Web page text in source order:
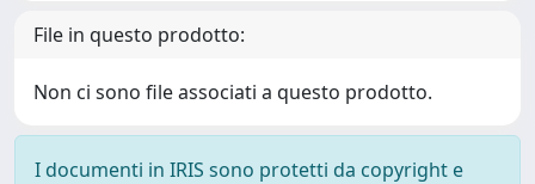
File in questo prodotto:
Non ci sono file associati a questo prodotto.
I documenti in IRIS sono protetti da copyright e